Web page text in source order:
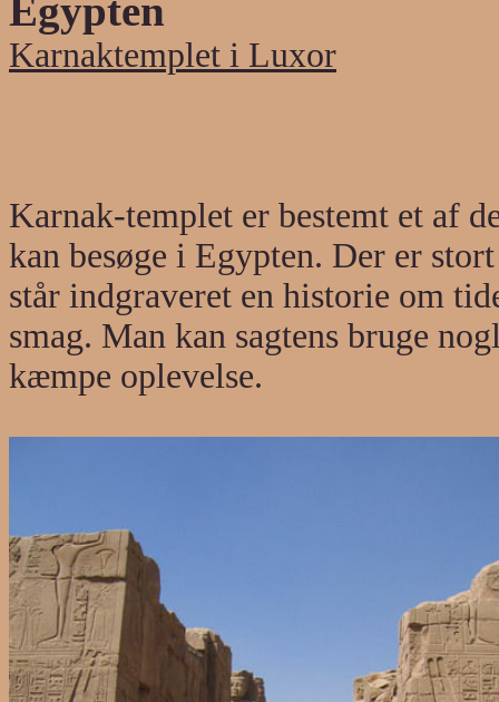
Egypten
Karnaktemplet i Luxor
Karnak-templet er bestemt et af
kan besøge i Egypten. Der er
står indgraveret en historie om
smag. Man kan sagtens bruge
kæmpe oplevelse.